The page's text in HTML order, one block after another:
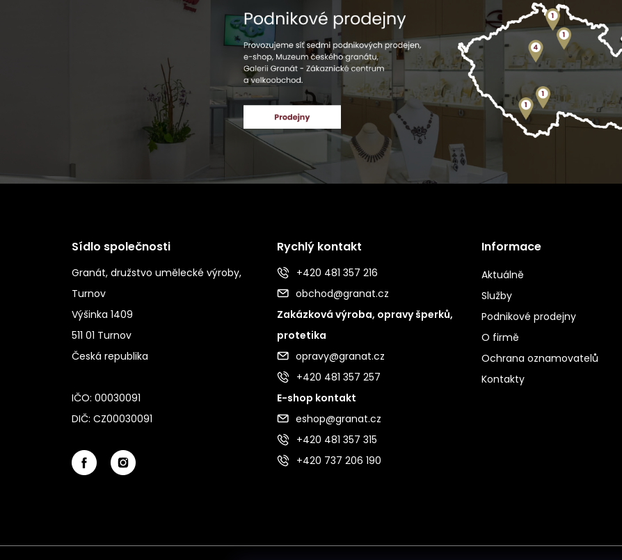
Sídlo společnosti
Granát, družstvo umělecké výroby,
Turnov
Výšinka 1409
511 01 Turnov
Česká republika
IČO: 00030091
DIČ: CZ00030091
Rychlý kontakt
+420 481 357 216
obchod@granat.cz
Zakázková výroba, opravy šperků,
protetika
opravy@granat.cz
+420 481 357 257
E-shop kontakt
eshop@granat.cz
+420 481 357 315
+420 737 206 190
Informace
Aktuálně
Služby
Podnikové prodejny
O firmě
Ochrana oznamovatelů
Kontakty